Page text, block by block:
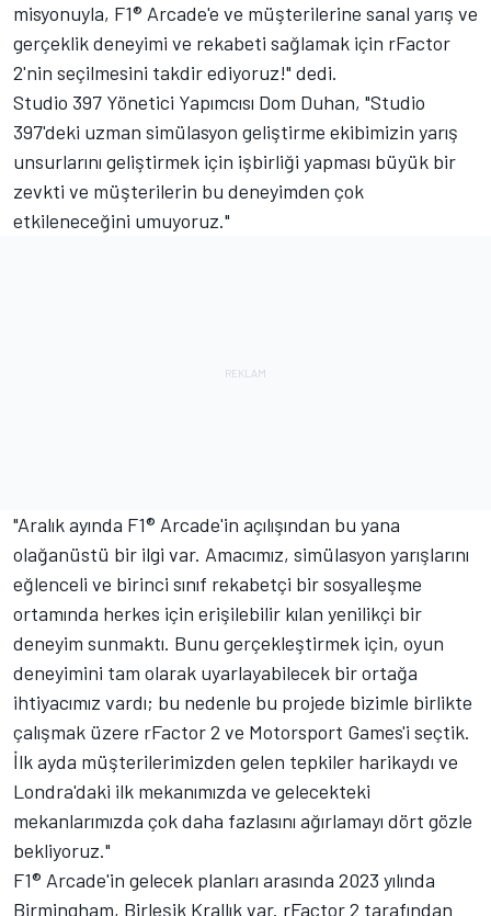
misyonuyla, F1® Arcade'e ve müşterilerine sanal yarış ve
gerçeklik deneyimi ve rekabeti sağlamak için rFactor
2'nin seçilmesini takdir ediyoruz!" dedi.
Studio 397 Yönetici Yapımcısı Dom Duhan, "Studio
397'deki uzman simülasyon geliştirme ekibimizin yarış
unsurlarını geliştirmek için işbirliği yapması büyük bir
zevkti ve müşterilerin bu deneyimden çok
etkileneceğini umuyoruz."
"Aralık ayında F1® Arcade'in açılışından bu yana
olağanüstü bir ilgi var. Amacımız, simülasyon yarışlarını
eğlenceli ve birinci sınıf rekabetçi bir sosyalleşme
ortamında herkes için erişilebilir kılan yenilikçi bir
deneyim sunmaktı. Bunu gerçekleştirmek için, oyun
deneyimini tam olarak uyarlayabilecek bir ortağa
ihtiyacımız vardı; bu nedenle bu projede bizimle birlikte
çalışmak üzere rFactor 2 ve Motorsport Games'i seçtik.
İlk ayda müşterilerimizden gelen tepkiler harikaydı ve
Londra'daki ilk mekanımızda ve gelecekteki
mekanlarımızda çok daha fazlasını ağırlamayı dört gözle
bekliyoruz."
F1® Arcade'in gelecek planları arasında 2023 yılında
Birmingham, Birleşik Krallık var. rFactor 2 tarafından